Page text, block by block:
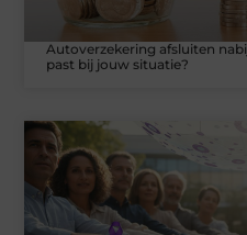
Autoverzekering afsluiten
past bij jouw situatie?